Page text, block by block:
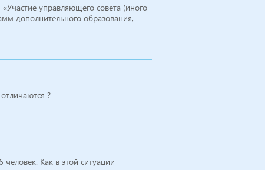
управляющего совета (иного
дополнительного образования,
?
Как в этой ситуации